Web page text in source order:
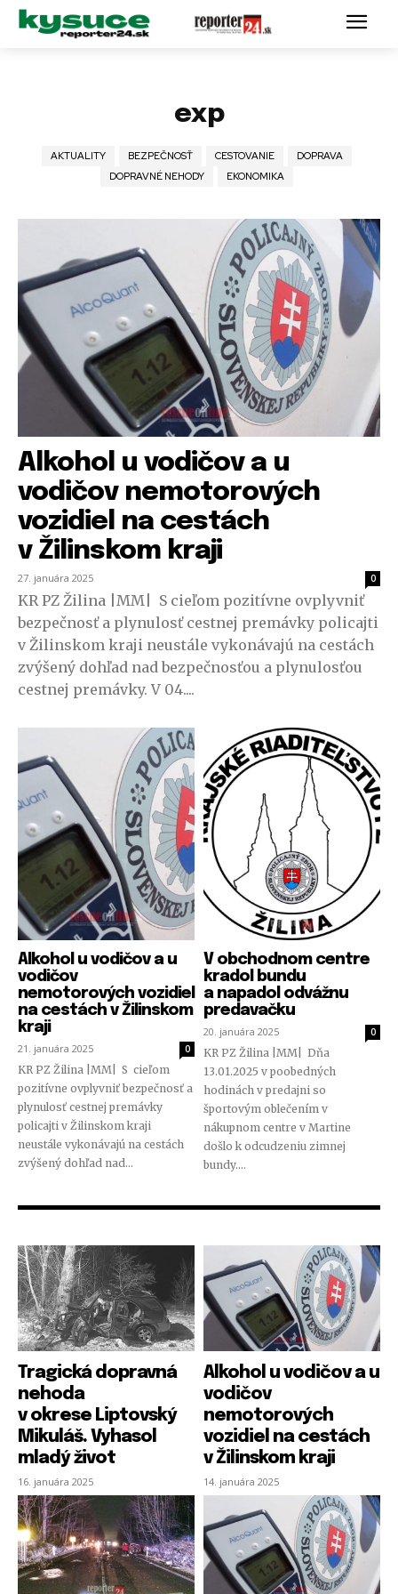
PRIHLÁSIŤ SA ZAREGISTROVAŤ SA
E-mail
PRIHLÁSIŤ SA ZAREGISTROVAŤ SA
E-mail
exp
AKTUALITY BEZPEČNOSŤ CESTOVANIE
DOPRAVA
DOPRAVNÉ NEHODY
EKONOMIKA
Alkohol u vodičov a u
vodičov nemotorových
vozidiel na cestách
v Žilinskom kraji
27. januára 2025 0
KR PZ Žilina |MM| S cieľom pozitívne ovplyvniť
bezpečnosť a plynulosť cestnej premávky policajti
v Žilinskom kraji neustále vykonávajú na cestách
zvýšený dohľad nad bezpečnosťou a plynulosťou
cestnej premávky. V 04....
Alkohol u vodičov a u
vodičov
nemotorových vozidiel
na cestách v Žilinskom
kraji
21. januára 2025 0
KR PZ Žilina |MM| S cieľom
pozitívne ovplyvniť bezpečnosť a
plynulosť cestnej premávky
policajti v Žilinskom kraji
neustále vykonávajú na cestách
zvýšený dohľad nad...
V obchodnom centre
kradol bundu
a napadol odvážnu
predavačku
20. januára 2025 0
KR PZ Žilina |MM| Dňa
13.01.2025 v poobedných
hodinách v predajni so
športovým oblečením v
nákupnom centre v Martine
došlo k odcudzeniu zimnej
bundy....
Tragická dopravná
nehoda
v okrese Liptovský
Mikuláš. Vyhasol
mladý život
16. januára 2025
Alkohol u vodičov a u
vodičov
nemotorových
vozidiel na cestách
v Žilinskom kraji
14. januára 2025